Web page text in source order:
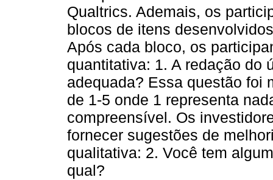
Qualtrics. Ademais, os
blocos de itens
Após cada bloco, os
quantitativa: 1. A redação do
adequada? Essa questão foi
de 1-5 onde 1 representa
compreensível. Os
fornecer sugestões de
qualitativa: 2. Você tem
qual?